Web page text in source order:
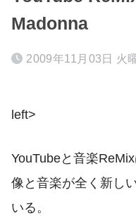
Madonna
2009年11月03日 火
left>
YouTubeと音楽
像と音楽が全く新し
いる。